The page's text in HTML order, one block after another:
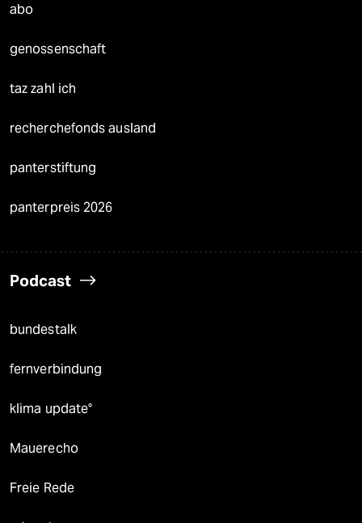
abo
genossenschaft
taz zahl ich
recherchefonds ausland
panterstiftung
panterpreis 2026
Podcast
bundestalk
fernverbindung
klima update°
Mauerecho
Freie Rede